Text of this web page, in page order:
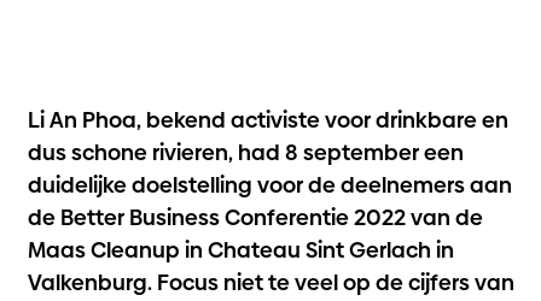
Li An Phoa, bekend activiste voor drinkbare en
dus schone rivieren, had 8 september een
duidelijke doelstelling voor de deelnemers aan
de Better Business Conferentie 2022 van de
Maas Cleanup in Chateau Sint Gerlach in
Valkenburg. Focus niet te veel op de cijfers van